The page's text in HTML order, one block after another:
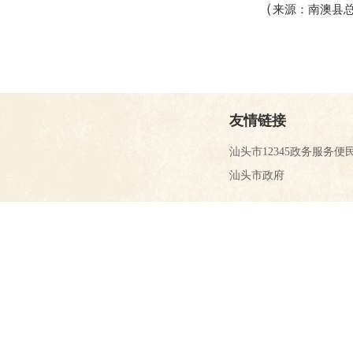
（来源：南澳县
友情链接
汕头市12345政务服务便
汕头市政府